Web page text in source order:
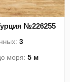
№226255
3
моря:5 м